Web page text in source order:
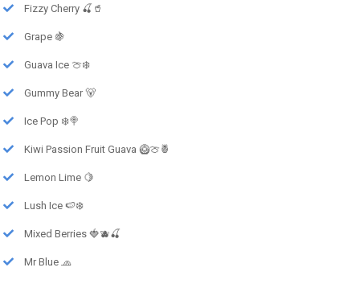
Fizzy Cherry 🍒🥤
Grape 🍇
Guava Ice 🍈❄️
Gummy Bear 🐻
Ice Pop ❄️🍭
Kiwi Passion Fruit Guava 🥝🍈🍍
Lemon Lime 🍋
Lush Ice 🍉❄️
Mixed Berries 🍓🫐🍒
Mr Blue 🧢